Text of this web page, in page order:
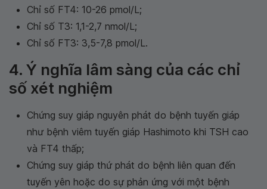
Chỉ số FT4: 10-26 pmol/L;
Chỉ số T3: 1,1-2,7 nmol/L;
Chỉ số FT3: 3,5-7,8 pmol/L.
4. Ý nghĩa lâm sàng của các chỉ
số xét nghiệm
Chứng suy giáp nguyên phát do bệnh tuyến giáp
như bệnh viêm tuyến giáp Hashimoto khi TSH cao
và FT4 thấp;
Chứng suy giáp thứ phát do bệnh liên quan đến
tuyến yên hoặc do sự phản ứng với một bệnh